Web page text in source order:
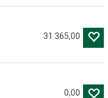
31 365,00
0,00